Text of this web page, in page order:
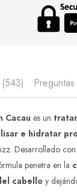
Cacau es un
e hidratar
Desarrollado con
penetra en la
cabello y